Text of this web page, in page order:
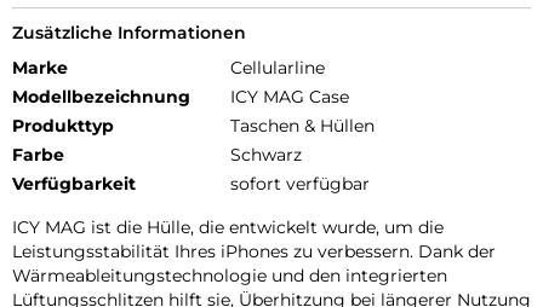
Zusätzliche Informationen
Marke
Cellularline
Modellbezeichnung
ICY MAG Case
Produkttyp
Taschen & Hüllen
Farbe
Schwarz
Verfügbarkeit
sofort verfügbar
ICY MAG ist die Hülle, die entwickelt wurde, um die
Leistungsstabilität Ihres iPhones zu verbessern. Dank der
Wärmeableitungstechnologie und den integrierten
Lüftungsschlitzen hilft sie, Überhitzung bei längerer Nutzung